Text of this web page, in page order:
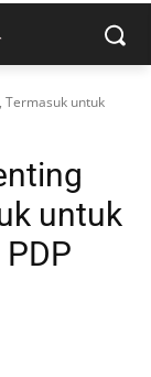
Termasuk untuk
untuk